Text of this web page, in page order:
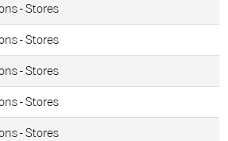
- Stores
- Stores
- Stores
- Stores
- Stores